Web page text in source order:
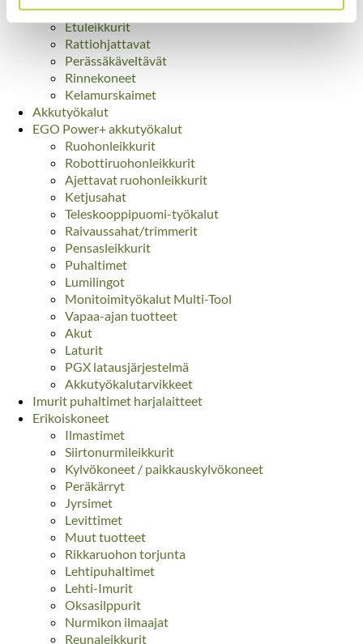
Keskileikkurit
Etuleikkurit
Rattiohjattavat
Perässäkäveltävät
Rinnekoneet
Kelamurskaimet
Akkutyökalut
EGO Power+ akkutyökalut
Ruohonleikkurit
Robottiruohonleikkurit
Ajettavat ruohonleikkurit
Ketjusahat
Teleskooppipuomi-työkalut
Raivaussahat/trimmerit
Pensasleikkurit
Puhaltimet
Lumilingot
Monitoimityökalut Multi-Tool
Vapaa-ajan tuotteet
Akut
Laturit
PGX latausjärjestelmä
Akkutyökalutarvikkeet
Imurit puhaltimet harjalaitteet
Erikoiskoneet
Ilmastimet
Siirtonurmileikkurit
Kylvökoneet / paikkauskylvökoneet
Peräkärryt
Jyrsimet
Levittimet
Muut tuotteet
Rikkaruohon torjunta
Lehtipuhaltimet
Lehti-Imurit
Oksasilppurit
Nurmikon ilmaajat
Reunaleikkurit